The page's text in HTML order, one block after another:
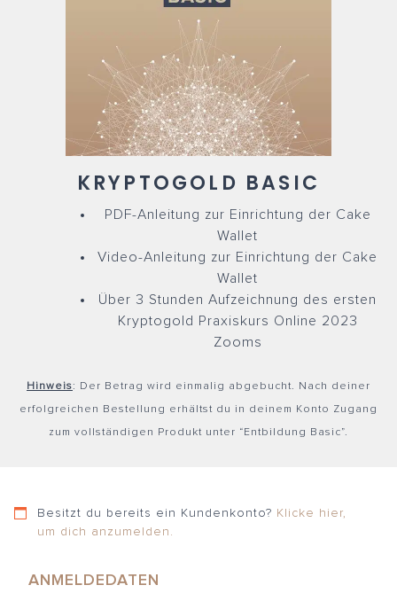
KRYPTOGOLD BASIC
PDF-Anleitung zur Einrichtung der Cake
Wallet
Video-Anleitung zur Einrichtung der Cake
Wallet
Über 3 Stunden Aufzeichnung des ersten
Kryptogold Praxiskurs Online 2023
Zooms
Hinweis: Der Betrag wird einmalig abgebucht. Nach deiner
erfolgreichen Bestellung erhältst du in deinem Konto Zugang
zum vollständigen Produkt unter “Entbildung Basic”.
Besitzt du bereits ein Kundenkonto? Klicke hier,
um dich anzumelden.
ANMELDEDATEN